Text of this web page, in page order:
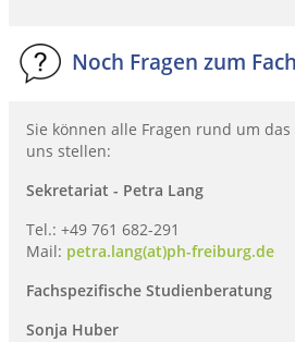
Noch Fragen zum
Sie können alle Fragen rund um das
uns stellen:
Sekretariat - Petra Lang
Tel.: +49 761 682-291
Mail: petra.lang(at)ph-freiburg.de
Fachspezifische Studienberatung
Sonja Huber